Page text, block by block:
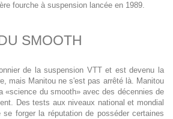
fourche à suspension lancée en 1989.
SMOOTH
de la suspension VTT et est devenu la
mais Manitou ne s'est pas arrêté là. Manitou
«science du smooth» avec des décennies de
Des tests aux niveaux national et mondial
forger la réputation de posséder certaines